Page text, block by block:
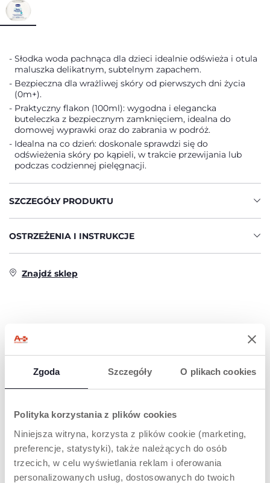
Zgoda Szczegóły O plikach cookies
Polityka korzystania z plików cookies
Niniejsza witryna, korzysta z plików cookie (marketing,
preferencje, statystyki), także należących do osób
trzecich, w celu wyświetlania reklam i oferowania
personalizowanych usług, dostosowanych do twoich
Słodka woda pachnąca dla dzieci idealnie odświeża i otula
maluszka delikatnym, subtelnym zapachem.
Bezpieczna dla wrażliwej skóry od pierwszych dni życia
(0m+).
Praktyczny flakon (100ml): wygodna i elegancka
buteleczka z bezpiecznym zamknięciem, idealna do
domowej wyprawki oraz do zabrania w podróż.
Idealna na co dzień: doskonale sprawdzi się do
odświeżenia skóry po kąpieli, w trakcie przewijania lub
podczas codziennej pielęgnacji.
SZCZEGÓŁY PRODUKTU
OSTRZEŻENIA I INSTRUKCJE
Znajdź sklep